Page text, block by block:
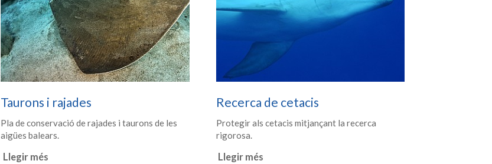
Taurons i rajades
Pla de conservació de rajades i taurons de les
aigües balears.
Llegir més
Recerca de cetacis
Protegir als cetacis mitjançant la recerca
rigorosa.
Llegir més